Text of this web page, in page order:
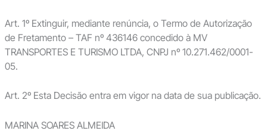
Art. 1º Extinguir, mediante renúncia, o Termo de Autorização
de Fretamento – TAF nº 436146 concedido à MV
TRANSPORTES E TURISMO LTDA, CNPJ nº 10.271.462/0001-
05.
Art. 2º Esta Decisão entra em vigor na data de sua publicação.
MARINA SOARES ALMEIDA